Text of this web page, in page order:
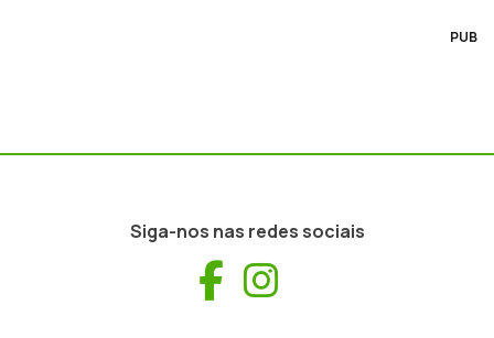
PUB
Siga-nos nas redes sociais
Facebook